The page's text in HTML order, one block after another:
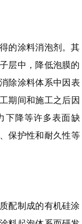
的涂料消泡剂。其
层中，降低泡膜的
除涂料体系中 因 表
期间和施工之后 因
下降等许多表面缺
保护性和耐久性等
配制成的有机硅涂